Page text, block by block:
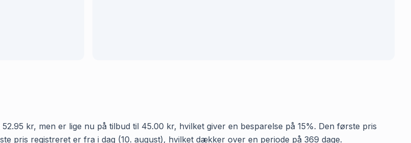
kr, men er lige nu på tilbud til 45.00 kr, hvilket giver en besparelse på 15%. Den første pris
pris registreret er fra i dag (10. august), hvilket dækker over en periode på 369 dage.